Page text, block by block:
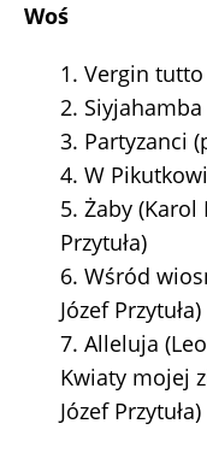
Woś
1. Vergin
2.
3. Partyzanci
4. W
5. Żaby (Karol
Przytuła)
6. Wśród
Józef Przytuła)
7. Alleluja
Kwiaty mojej
Józef Przytuła)